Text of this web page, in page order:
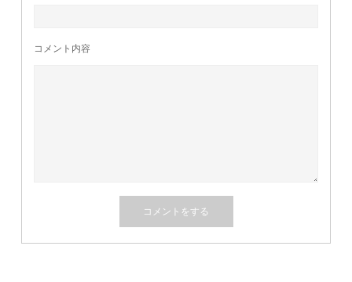
コメント内容